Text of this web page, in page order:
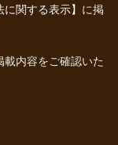
に関する表示】 に掲
載内容をご確認いた